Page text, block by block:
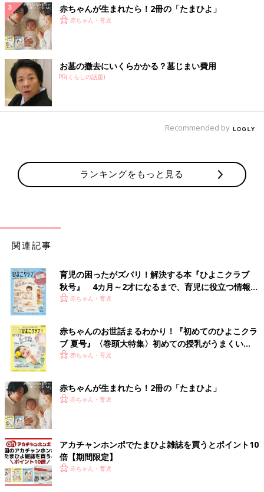
赤ちゃんが生まれたら！2冊の「たまひよ」
赤ちゃん・育児
お墓の撤去にいくらかかる？墓じまい費用
PR(くらしの話題)
Recommended by
ランキングをもっと見る
関連記事
育児の困ったがズバリ！解決する本『ひよこクラブ
秋号』 4カ月～2才になるまで、育児に役立つ情報が
いっぱい！
赤ちゃん・育児
赤ちゃんのお世話まるわかり！『初めてのひよこクラ
ブ 夏号』〈巻頭大特集〉初めての授乳がうまくい
く！ おっぱい・ミルクの基本と夏のトラブル 解決テ
赤ちゃん・育児
赤ちゃんが生まれたら！2冊の「たまひよ」
赤ちゃん・育児
アカチャンホンポでたまひよ雑誌を買うとポイント10
倍【期間限定】
赤ちゃん・育児